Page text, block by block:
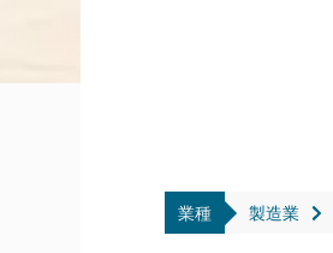
業種 製造業